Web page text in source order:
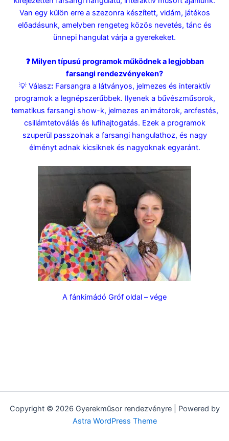
Van egy külön erre a szezonra készített, vidám, játékos
előadásunk, amelyben rengeteg közös nevetés, tánc és
ünnepi hangulat várja a gyerekeket.
❓ Milyen típusú programok működnek a legjobban
farsangi rendezvényeken?
💡 Válasz:Farsangra a látványos, jelmezes és interaktív
programok a legnépszerűbbek. Ilyenek a bűvészműsorok,
tematikus farsangi show-k, jelmezes animátorok, arcfestés,
csillámtetoválás és lufihajtogatás. Ezek a programok
szuperül passzolnak a farsangi hangulathoz, és nagy
élményt adnak kicsiknek és nagyoknak egyaránt.
A fánkimádó Gróf oldal – vége
Copyright © 2026 Gyerekműsor rendezvényre | Powered by
Astra WordPress Theme